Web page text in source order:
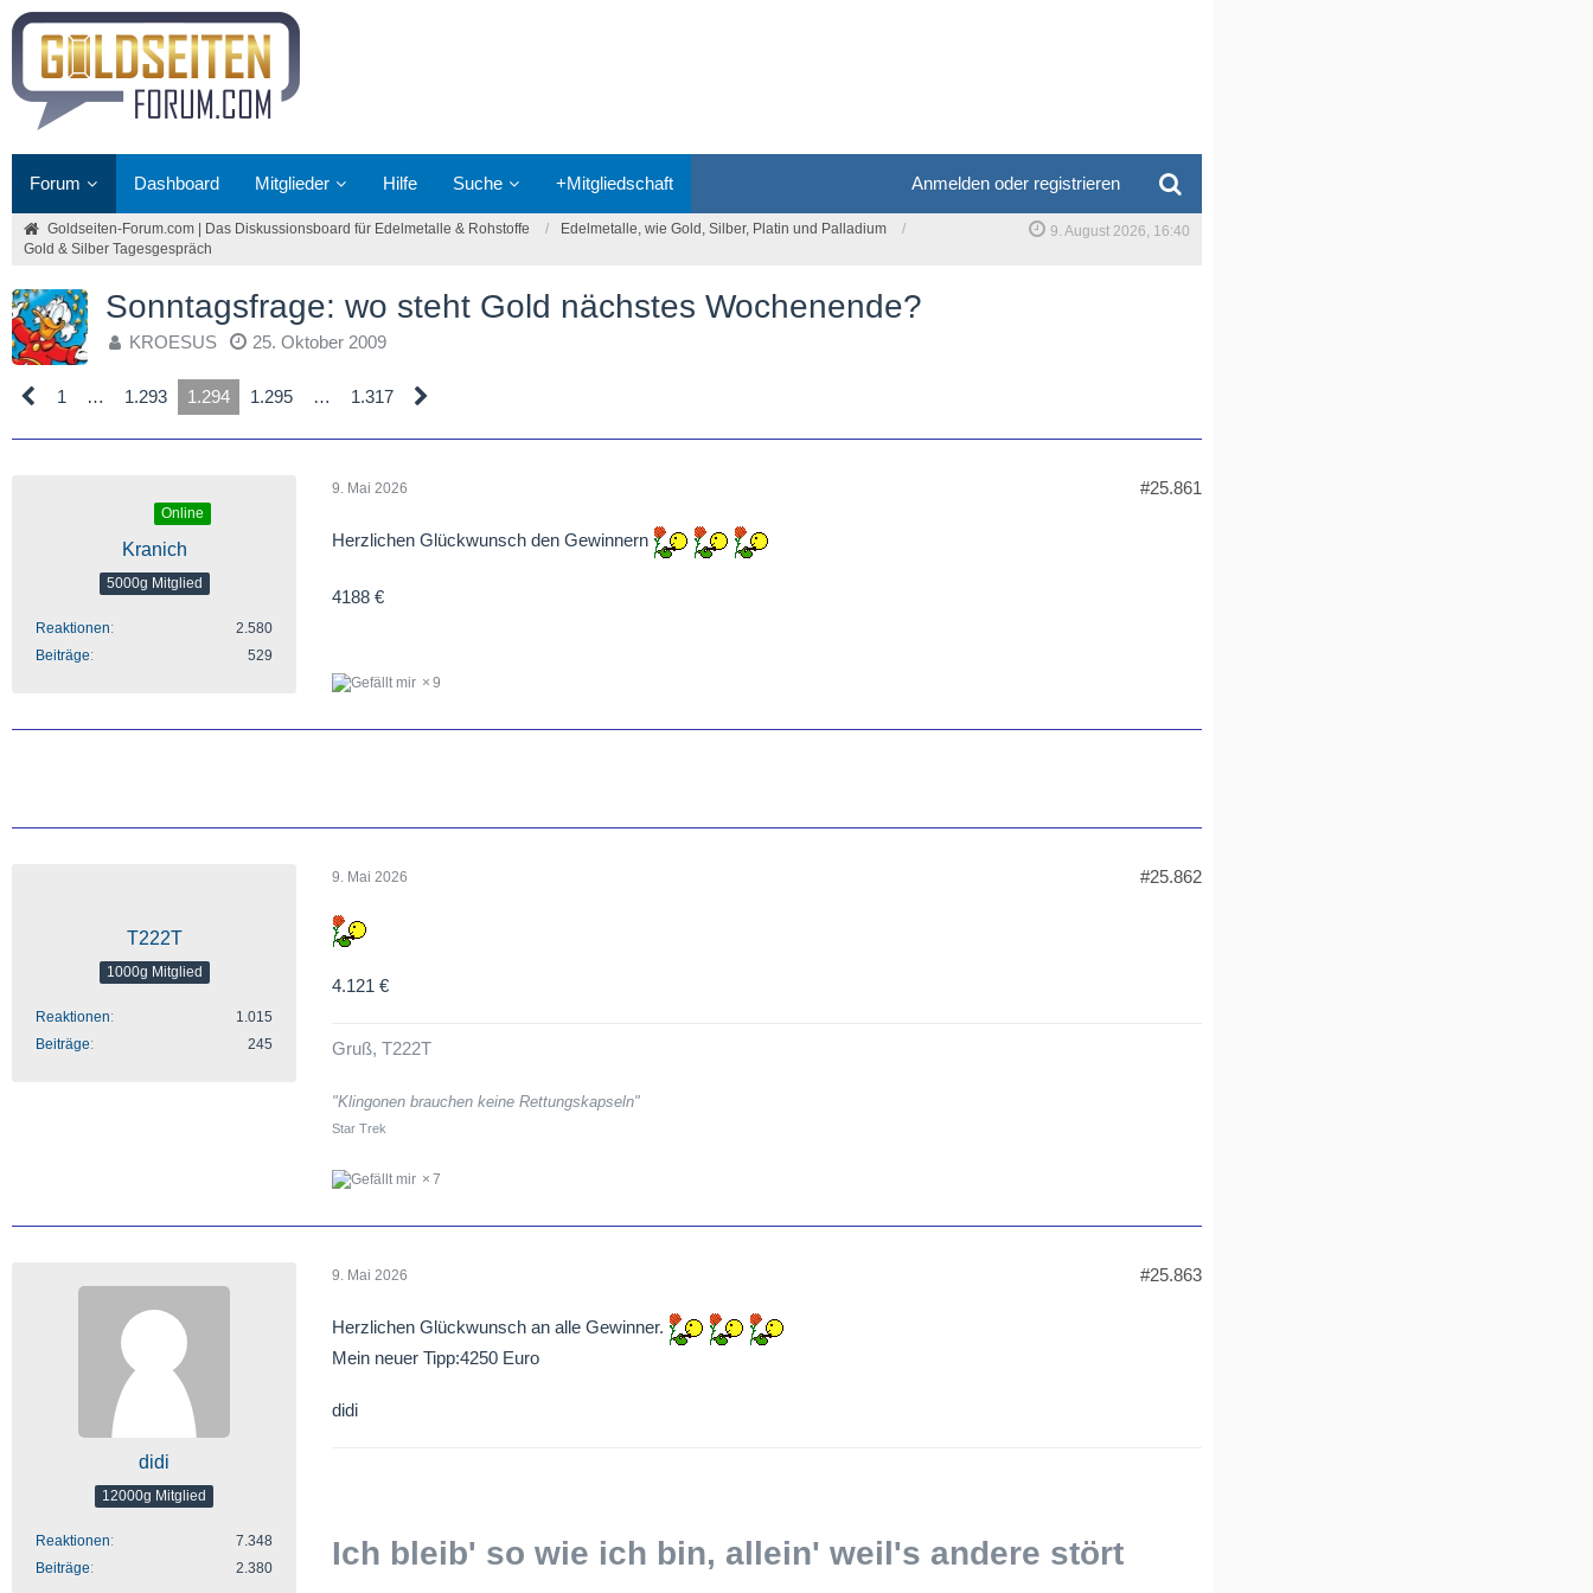
Forum Dashboard Mitglieder Hilfe Suche +Mitgliedschaft Anmelden oder registrieren
Goldseiten-Forum.com | Das Diskussionsboard für Edelmetalle & Rohstoffe
Edelmetalle, wie Gold, Silber, Platin und Palladium
Gold & Silber Tagesgespräch
9. August 2026, 16:40
Sonntagsfrage: wo steht Gold nächstes Wochenende?
KROESUS 25. Oktober 2009
1 … 1.293 1.294 1.295 … 1.317
Online
Kranich
5000g Mitglied
Reaktionen
2.580
Beiträge
529
9. Mai 2026 #25.861
Herzlichen Glückwunsch den Gewinnern
4188 €
9
T222T
1000g Mitglied
Reaktionen
1.015
Beiträge
245
9. Mai 2026 #25.862
4.121 €
Gruß, T222T
"Klingonen brauchen keine Rettungskapseln"
Star Trek
7
didi
12000g Mitglied
Reaktionen
7.348
Beiträge
2.380
9. Mai 2026 #25.863
Herzlichen Glückwunsch an alle Gewinner.
Mein neuer Tipp:4250 Euro
didi
Ich bleib' so wie ich bin, allein' weil's andere stört